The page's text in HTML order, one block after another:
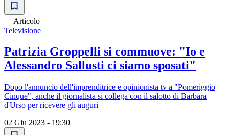
Articolo
Televisione
Patrizia Groppelli si commuove: "Io e
Alessandro Sallusti ci siamo sposati"
Dopo l'annuncio dell'imprenditrice e opinionista tv a "Pomeriggio
Cinque", anche il giornalista si collega con il salotto di Barbara
d'Urso per ricevere gli auguri
02 Giu 2023 - 19:30